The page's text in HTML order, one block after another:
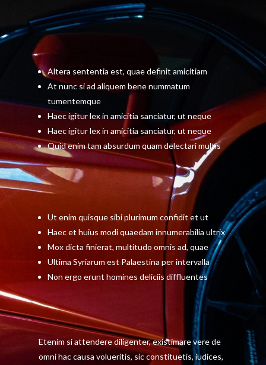
Altera sententia est, quae definit amicitiam
At nunc si ad aliquem bene nummatum
Haec igitur lex in amicitia sanciatur, ut neque
Quid enim tam absurdum quam delectari multis
Ut enim quisque sibi plurimum confidit et ut
Haec et huius modi quaedam innumerabilia ultrix
Mox dicta finierat, multitudo omnis ad, quae
Ultima Syriarum est Palaestina per intervalla
Non ergo erunt homines deliciis diffluentes
Etenim si attendere diligenter, existimare vere de
omni hac causa volueritis, sic constituetis, iudices,
nec descensurum quemquam ad hanc
accusationem fuisse, cui, utrum vellet, liceret, nec,
cum descendisset, quicquam habiturum spei
fuisse, nisi alicuius intolerabili libidine et nimis